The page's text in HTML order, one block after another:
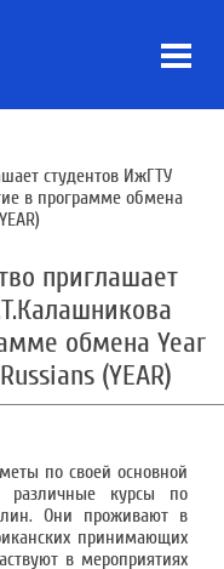
студентов ИжГТУ
в программе обмена
приглашает
обмена Year
(YEAR)
по своей основной
различные курсы по
Они проживают в
принимающих
в мероприятиях